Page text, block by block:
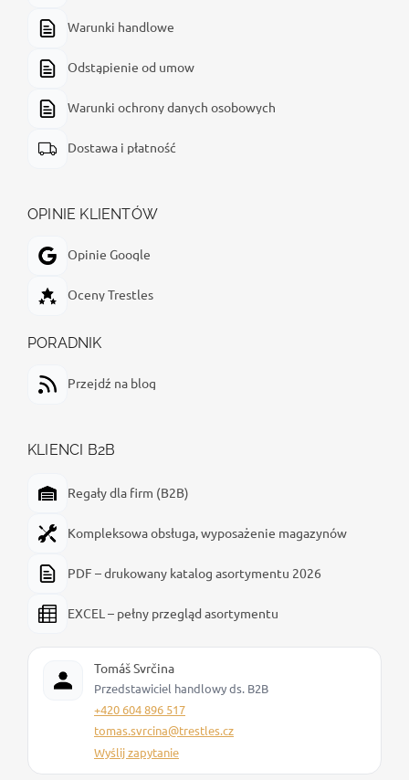
Warunki handlowe
Odstąpienie od umow
Warunki ochrony danych osobowych
Dostawa i płatność
OPINIE KLIENTÓW
Opinie Google
Oceny Trestles
PORADNIK
Przejdź na blog
KLIENCI B2B
Regały dla firm (B2B)
Kompleksowa obsługa, wyposażenie magazynów
PDF – drukowany katalog asortymentu 2026
EXCEL – pełny przegląd asortymentu
Tomáš Svrčina
Przedstawiciel handlowy ds. B2B
+420 604 896 517
tomas.svrcina@trestles.cz
Wyślij zapytanie